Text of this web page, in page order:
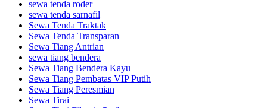
sewa tenda roder
sewa tenda sarnafil
Sewa Tenda Traktak
Sewa Tenda Transparan
Sewa Tiang Antrian
sewa tiang bendera
Sewa Tiang Bendera Kayu
Sewa Tiang Pembatas VIP Putih
Sewa Tiang Peresmian
Sewa Tirai